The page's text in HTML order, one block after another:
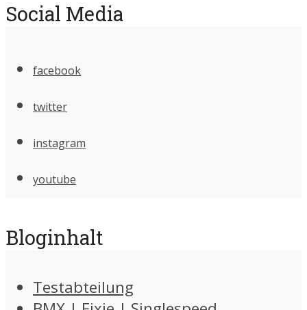
Social Media
facebook
twitter
instagram
youtube
Bloginhalt
Testabteilung